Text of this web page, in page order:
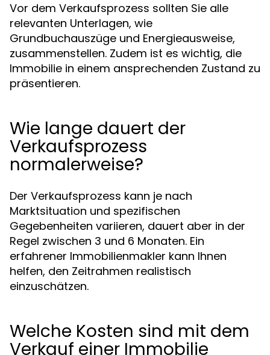
Vor dem Verkaufsprozess sollten Sie alle
relevanten Unterlagen, wie
Grundbuchauszüge und Energieausweise,
zusammenstellen. Zudem ist es wichtig, die
Immobilie in einem ansprechenden Zustand zu
präsentieren.
Wie lange dauert der
Verkaufsprozess
normalerweise?
Der Verkaufsprozess kann je nach
Marktsituation und spezifischen
Gegebenheiten variieren, dauert aber in der
Regel zwischen 3 und 6 Monaten. Ein
erfahrener Immobilienmakler kann Ihnen
helfen, den Zeitrahmen realistisch
einzuschätzen.
Welche Kosten sind mit dem
Verkauf einer Immobilie